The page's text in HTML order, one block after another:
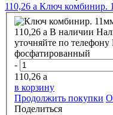
110,26 a Ключ комбинир.
110,26 a В наличии
уточняйте по телефону
фосфатированный
-
110,26 a
в корзину
Продолжить покупки
Поделиться